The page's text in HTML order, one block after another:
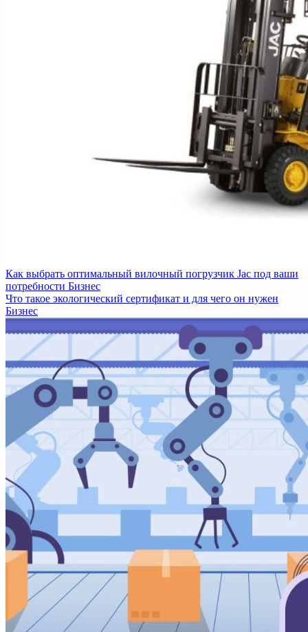
Как выбрать оптимальный вилочный погрузчик Jac под ваши
потребности Бизнес
Что такое экологический сертификат и для чего он нужен
Бизнес